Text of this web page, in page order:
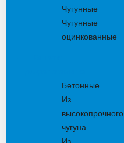
Чугунные
Чугунные
оцинкованные
Бетонные
Из
высокопрочного
чугуна